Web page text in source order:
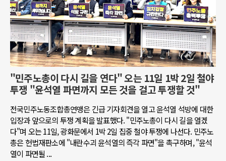
"민주노총이 다시 길을 연다" 오는 11일 1박 2일 철야
투쟁 "윤석열 파면까지 모든 것을 걸고 투쟁할 것"
전국민주노동조합총연맹은 긴급 기자회견을 열고 윤석열 석방에 대한
입장과 앞으로의 투쟁 계획을 발표했다. "민주노총이 다시 길을 열겠
다"며 오는 11일, 광화문에서 1박 2일 집중 철야 투쟁에 나선다. 민주노
총은 헌법재판소에 "내란수괴 윤석열의 즉각 파면"을 촉구하며, "윤석
열이 파면될 ...